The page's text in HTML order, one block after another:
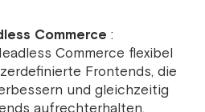
Commerce :
Commerce flexibel
Frontends, die
und gleichzeitig
aufrechterhalten.